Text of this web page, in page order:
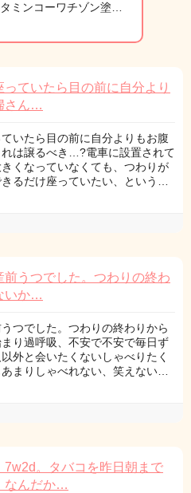
ミンコーワチゾン塗…
ていたら目の前に自分より
さん…
いたら目の前に自分よりもお腹
は譲るべき…?電車に設置されて
くなっていなくても、つわりが
るだけ座っていたい、という…
うつでした。つわりの終わ
いか…
つでした。つわりの終わりから
り過呼吸、不安で不安で毎日ず
外と会いたくないしゃべりたく
まりしゃべれない、笑えない…
7w2d。タバコを昨日朝まで
なんだか…